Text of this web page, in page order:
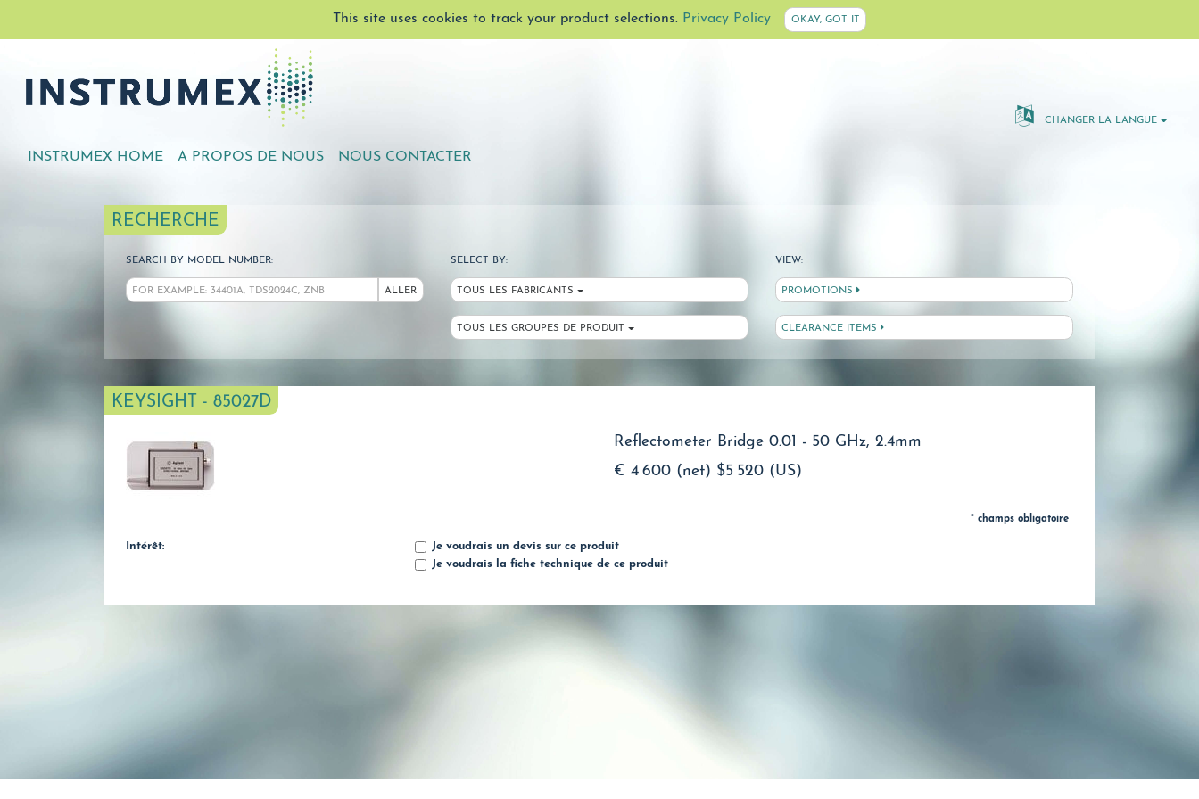
This site uses cookies to track your product selections. Privacy Policy OKAY, GOT IT
CHANGER LA LANGUE
INSTRUMEX HOME A PROPOS DE NOUS NOUS CONTACTER
RECHERCHE
SEARCH BY MODEL NUMBER:
ALLER
SELECT BY:
TOUS LES FABRICANTS
TOUS LES GROUPES DE PRODUIT
VIEW:
PROMOTIONS
CLEARANCE ITEMS
KEYSIGHT - 85027D
Reflectometer Bridge 0.01 - 50 GHz, 2.4mm
€ 4 600 (net) $5 520 (US)
* champs obligatoire
Intérêt:
Je voudrais un devis sur ce produit
Je voudrais la fiche technique de ce produit